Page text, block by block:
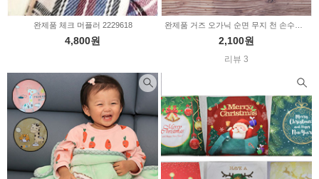
완제품 체크 머플러 2229618
4,800원 2,100원
리뷰 3